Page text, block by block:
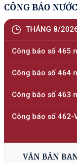
/NĐ-CP
05/08/2026